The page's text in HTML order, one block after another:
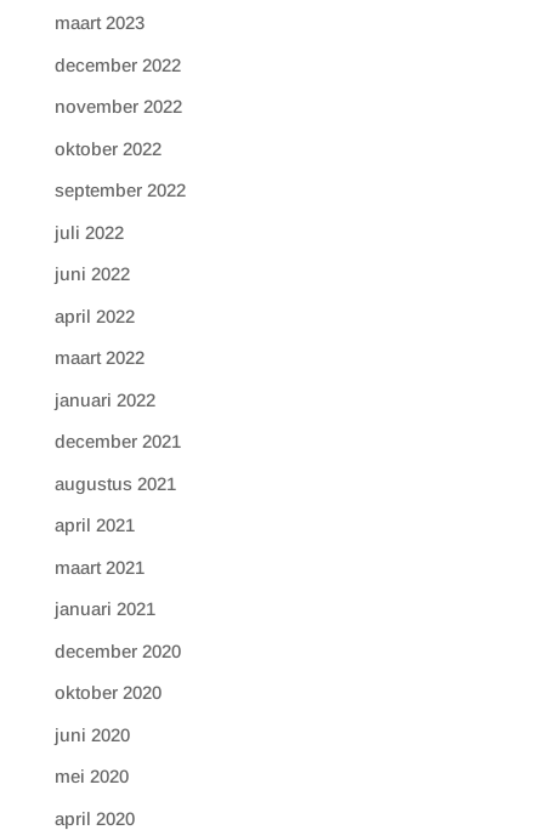
maart 2023
december 2022
november 2022
oktober 2022
september 2022
juli 2022
juni 2022
april 2022
maart 2022
januari 2022
december 2021
augustus 2021
april 2021
maart 2021
januari 2021
december 2020
oktober 2020
juni 2020
mei 2020
april 2020